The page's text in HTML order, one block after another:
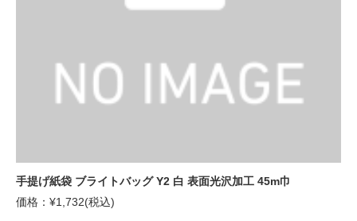
手提げ紙袋 ブライトバッグ Y2 白 表面光沢加工 45m巾
価格：¥1,732(税込)